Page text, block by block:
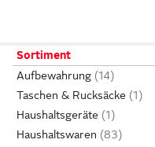
Sortiment
Aufbewahrung
Taschen & Rucksäcke
Haushaltsgeräte
Haushaltswaren